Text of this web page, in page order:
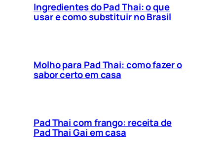
Ingredientes do Pad Thai: o que
usar e como substituir no Brasil
Molho para Pad Thai: como fazer o
sabor certo em casa
Pad Thai com frango: receita de
Pad Thai Gai em casa